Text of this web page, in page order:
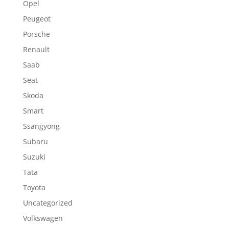
Opel
Peugeot
Porsche
Renault
Saab
Seat
Skoda
Smart
Ssangyong
Subaru
Suzuki
Tata
Toyota
Uncategorized
Volkswagen